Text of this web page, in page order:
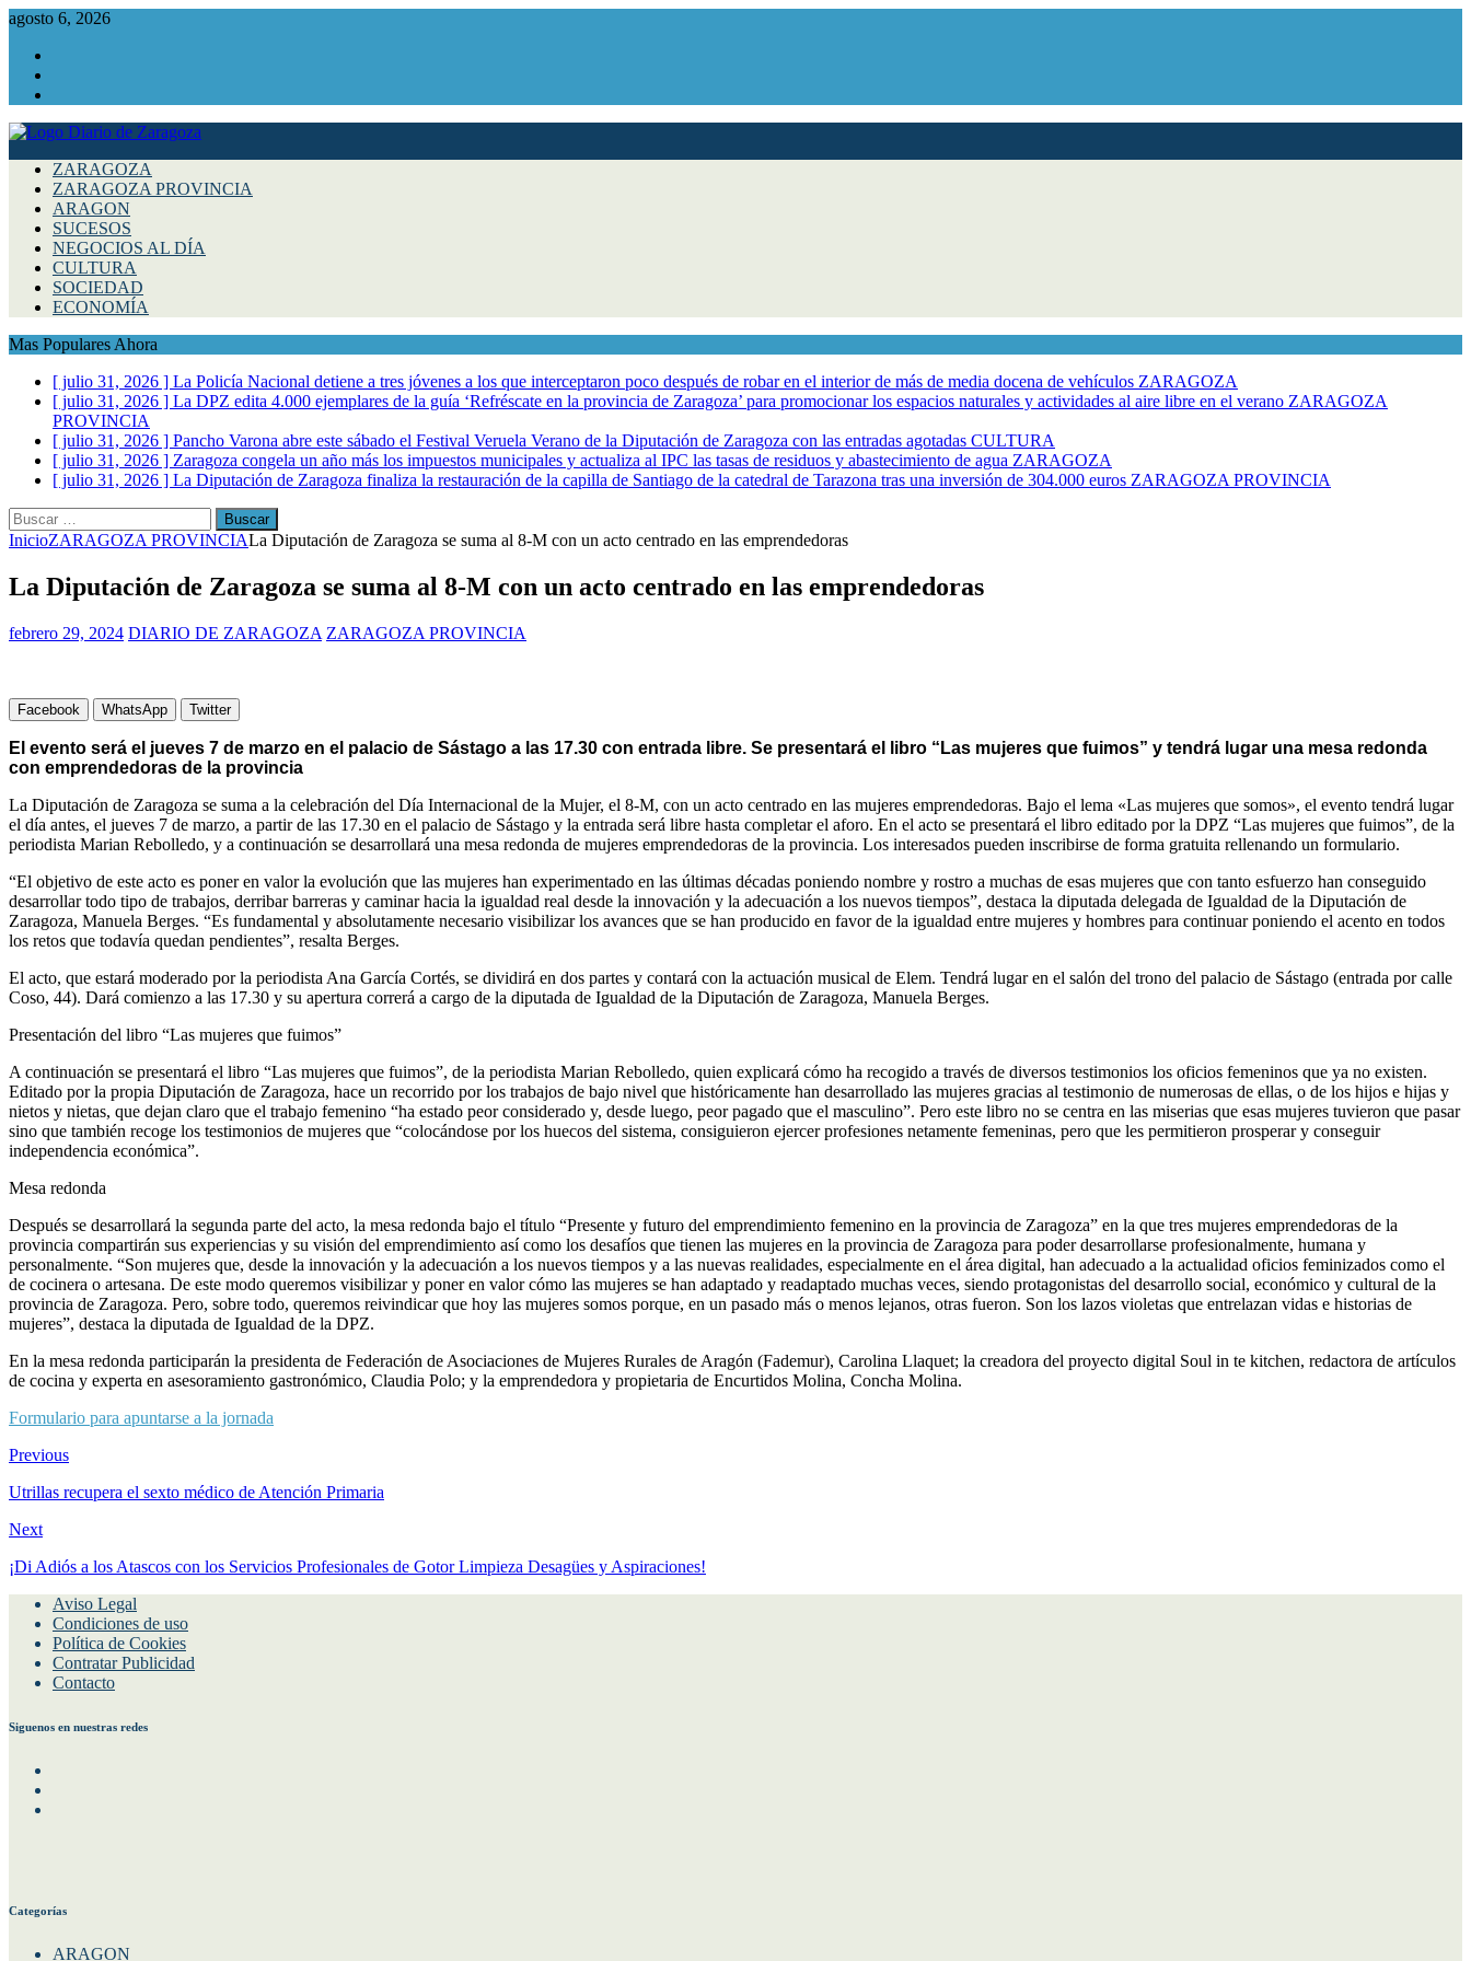
agosto 6, 2026
ZARAGOZA
ZARAGOZA PROVINCIA
ARAGON
SUCESOS
NEGOCIOS AL DÍA
CULTURA
SOCIEDAD
ECONOMÍA
Mas Populares Ahora
[ julio 31, 2026 ] La Policía Nacional detiene a tres jóvenes a los que interceptaron poco después de robar en el interior de más de media docena de vehículos ZARAGOZA
[ julio 31, 2026 ] La DPZ edita 4.000 ejemplares de la guía ‘Refréscate en la provincia de Zaragoza’ para promocionar los espacios naturales y actividades al aire libre en el verano ZARAGOZA
PROVINCIA
[ julio 31, 2026 ] Pancho Varona abre este sábado el Festival Veruela Verano de la Diputación de Zaragoza con las entradas agotadas CULTURA
[ julio 31, 2026 ] Zaragoza congela un año más los impuestos municipales y actualiza al IPC las tasas de residuos y abastecimiento de agua ZARAGOZA
[ julio 31, 2026 ] La Diputación de Zaragoza finaliza la restauración de la capilla de Santiago de la catedral de Tarazona tras una inversión de 304.000 euros ZARAGOZA PROVINCIA
Buscar:
InicioZARAGOZA PROVINCIALa Diputación de Zaragoza se suma al 8-M con un acto centrado en las emprendedoras
La Diputación de Zaragoza se suma al 8-M con un acto centrado en las emprendedoras
febrero 29, 2024 DIARIO DE ZARAGOZA ZARAGOZA PROVINCIA
Facebook WhatsApp Twitter
El evento será el jueves 7 de marzo en el palacio de Sástago a las 17.30 con entrada libre. Se presentará el libro “Las mujeres que fuimos” y tendrá lugar una mesa redonda
con emprendedoras de la provincia
La Diputación de Zaragoza se suma a la celebración del Día Internacional de la Mujer, el 8-M, con un acto centrado en las mujeres emprendedoras. Bajo el lema «Las mujeres que somos», el evento tendrá lugar
el día antes, el jueves 7 de marzo, a partir de las 17.30 en el palacio de Sástago y la entrada será libre hasta completar el aforo. En el acto se presentará el libro editado por la DPZ “Las mujeres que fuimos”, de la
periodista Marian Rebolledo, y a continuación se desarrollará una mesa redonda de mujeres emprendedoras de la provincia. Los interesados pueden inscribirse de forma gratuita rellenando un formulario.
“El objetivo de este acto es poner en valor la evolución que las mujeres han experimentado en las últimas décadas poniendo nombre y rostro a muchas de esas mujeres que con tanto esfuerzo han conseguido
desarrollar todo tipo de trabajos, derribar barreras y caminar hacia la igualdad real desde la innovación y la adecuación a los nuevos tiempos”, destaca la diputada delegada de Igualdad de la Diputación de
Zaragoza, Manuela Berges. “Es fundamental y absolutamente necesario visibilizar los avances que se han producido en favor de la igualdad entre mujeres y hombres para continuar poniendo el acento en todos
los retos que todavía quedan pendientes”, resalta Berges.
El acto, que estará moderado por la periodista Ana García Cortés, se dividirá en dos partes y contará con la actuación musical de Elem. Tendrá lugar en el salón del trono del palacio de Sástago (entrada por calle
Coso, 44). Dará comienzo a las 17.30 y su apertura correrá a cargo de la diputada de Igualdad de la Diputación de Zaragoza, Manuela Berges.
Presentación del libro “Las mujeres que fuimos”
A continuación se presentará el libro “Las mujeres que fuimos”, de la periodista Marian Rebolledo, quien explicará cómo ha recogido a través de diversos testimonios los oficios femeninos que ya no existen.
Editado por la propia Diputación de Zaragoza, hace un recorrido por los trabajos de bajo nivel que históricamente han desarrollado las mujeres gracias al testimonio de numerosas de ellas, o de los hijos e hijas y
nietos y nietas, que dejan claro que el trabajo femenino “ha estado peor considerado y, desde luego, peor pagado que el masculino”. Pero este libro no se centra en las miserias que esas mujeres tuvieron que pasar
sino que también recoge los testimonios de mujeres que “colocándose por los huecos del sistema, consiguieron ejercer profesiones netamente femeninas, pero que les permitieron prosperar y conseguir
independencia económica”.
Mesa redonda
Después se desarrollará la segunda parte del acto, la mesa redonda bajo el título “Presente y futuro del emprendimiento femenino en la provincia de Zaragoza” en la que tres mujeres emprendedoras de la
provincia compartirán sus experiencias y su visión del emprendimiento así como los desafíos que tienen las mujeres en la provincia de Zaragoza para poder desarrollarse profesionalmente, humana y
personalmente. “Son mujeres que, desde la innovación y la adecuación a los nuevos tiempos y a las nuevas realidades, especialmente en el área digital, han adecuado a la actualidad oficios feminizados como el
de cocinera o artesana. De este modo queremos visibilizar y poner en valor cómo las mujeres se han adaptado y readaptado muchas veces, siendo protagonistas del desarrollo social, económico y cultural de la
provincia de Zaragoza. Pero, sobre todo, queremos reivindicar que hoy las mujeres somos porque, en un pasado más o menos lejanos, otras fueron. Son los lazos violetas que entrelazan vidas e historias de
mujeres”, destaca la diputada de Igualdad de la DPZ.
En la mesa redonda participarán la presidenta de Federación de Asociaciones de Mujeres Rurales de Aragón (Fademur), Carolina Llaquet; la creadora del proyecto digital Soul in te kitchen, redactora de artículos
de cocina y experta en asesoramiento gastronómico, Claudia Polo; y la emprendedora y propietaria de Encurtidos Molina, Concha Molina.
Formulario para apuntarse a la jornada
Previous
Utrillas recupera el sexto médico de Atención Primaria
Next
¡Di Adiós a los Atascos con los Servicios Profesionales de Gotor Limpieza Desagües y Aspiraciones!
Aviso Legal
Condiciones de uso
Política de Cookies
Contratar Publicidad
Contacto
Siguenos en nuestras redes
Categorías
ARAGON